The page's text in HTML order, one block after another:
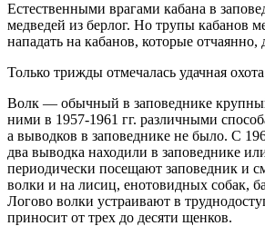
Естественными врагами кабана в
медведей из берлог. Но трупы кабанов
нападать на кабанов, которые
Только трижды отмечалась удачная
Волк — обычный в заповеднике крупный
ними в 1957-1961 гг. различными
а выводков в заповеднике не было. С
два выводка находили в заповеднике
периодически посещают заповедник и
волки и на лисиц, енотовидных собак,
Логово волки устраивают в
приносит от трех до десяти щенков.